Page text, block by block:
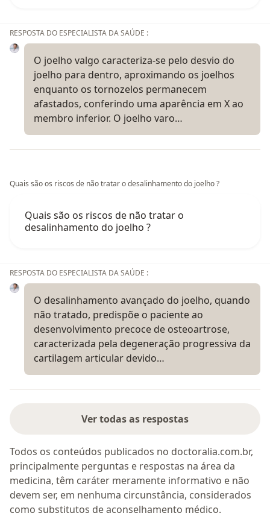
RESPOSTA DO ESPECIALISTA DA SAÚDE :
O joelho valgo caracteriza-se pelo desvio do
joelho para dentro, aproximando os joelhos
enquanto os tornozelos permanecem
afastados, conferindo uma aparência em X ao
membro inferior. O joelho varo…
Quais são os riscos de não tratar o desalinhamento do joelho ?
Quais são os riscos de não tratar o
desalinhamento do joelho ?
RESPOSTA DO ESPECIALISTA DA SAÚDE :
O desalinhamento avançado do joelho, quando
não tratado, predispõe o paciente ao
desenvolvimento precoce de osteoartrose,
caracterizada pela degeneração progressiva da
cartilagem articular devido…
Ver todas as respostas
Todos os conteúdos publicados no doctoralia.com.br,
principalmente perguntas e respostas na área da
medicina, têm caráter meramente informativo e não
devem ser, em nenhuma circunstância, considerados
como substitutos de aconselhamento médico.